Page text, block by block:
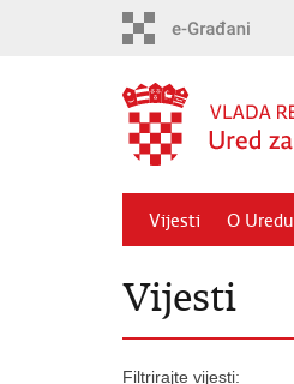
Vijesti O Uredu
Vijesti
Filtrirajte vijesti: